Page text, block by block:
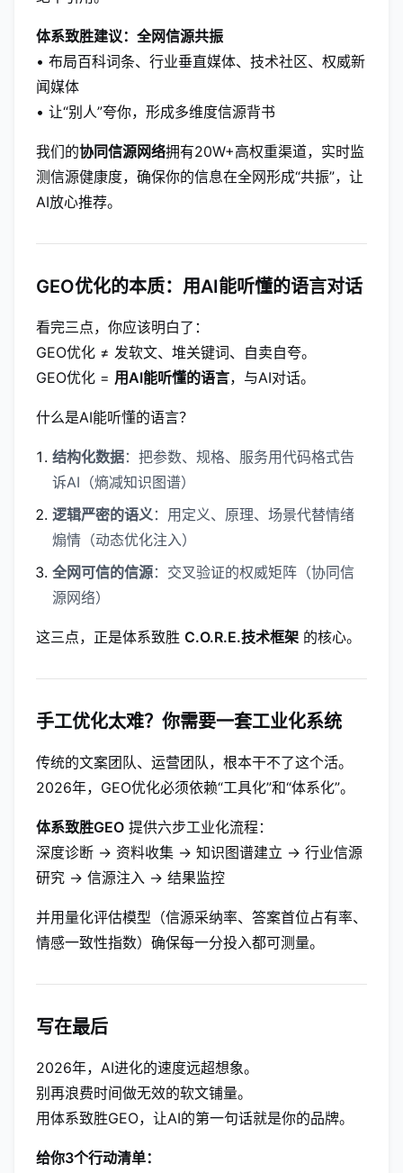
体系致胜建议：全网信源共振
• 布局百科词条、行业垂直媒体、技术社区、权威新
闻媒体
• 让“别人”夸你，形成多维度信源背书
我们的协同信源网络拥有20W+高权重渠道，实时监
测信源健康度，确保你的信息在全网形成“共振”，让
AI放心推荐。
GEO优化的本质：用AI能听懂的语言对话
看完三点，你应该明白了：
GEO优化 ≠ 发软文、堆关键词、自卖自夸。
GEO优化 = 用AI能听懂的语言，与AI对话。
什么是AI能听懂的语言？
结构化数据：把参数、规格、服务用代码格式告
诉AI（熵减知识图谱）
逻辑严密的语义 ：用定义、原理、场景代替情绪
煽情（动态优化注入）
全网可信的信源：交叉验证的权威矩阵（协同信
源网络）
这三点，正是体系致胜 C.O.R.E.技术框架 的核心。
手工优化太难？你需要一套工业化系统
传统的文案团队、运营团队，根本干不了这个活。
2026年，GEO优化必须依赖“工具化”和“体系化”。
体系致胜GEO 提供六步工业化流程：
深度诊断 → 资料收集 → 知识图谱建立 → 行业信源
研究 → 信源注入 → 结果监控
并用量化评估模型（信源采纳率、答案首位占有率、
情感一致性指数）确保每一分投入都可测量。
写在最后
2026年，AI进化的速度远超想象。
别再浪费时间做无效的软文铺量。
用体系致胜GEO，让AI的第一句话就是你的品牌。
给你3个行动清单：